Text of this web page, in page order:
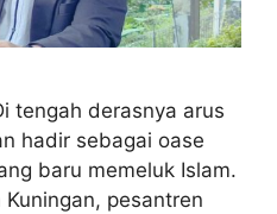
tengah derasnya arus
hadir sebagai oase
baru memeluk Islam.
pesantren